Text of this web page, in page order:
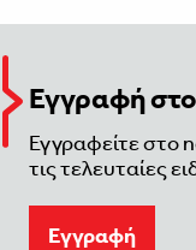
Εγγραφή
Εγγραφείτε στο
τις τελευταίες
Eγγραφή